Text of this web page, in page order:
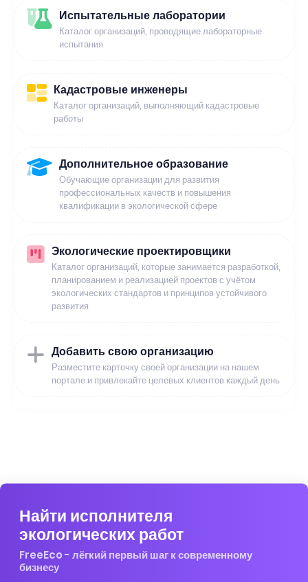
Испытательные лаборатории
Каталог организаций, проводящие лабораторные
испытания
Кадастровые инженеры
Каталог организаций, выполняющий кадастровые
работы
Дополнительное образование
Обучающие организации для развития
профессиональных качеств и повышения
квалификации в экологической сфере
Экологические проектировщики
Каталог организаций, которые занимается разработкой,
планированием и реализацией проектов с учётом
экологических стандартов и принципов устойчивого
развития
Добавить свою организацию
Разместите карточку своей организации на нашем
портале и привлекайте целевых клиентов каждый день
Найти исполнителя
экологических работ
FreeEco - лёгкий первый шаг к современному
бизнесу